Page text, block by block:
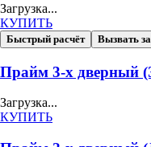
Загрузка...
КУПИТЬ
Быстрый расчёт Вызвать
Прайм 3-х дверный
Загрузка...
КУПИТЬ